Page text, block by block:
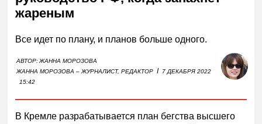
жареным
Все идет по плану, и планов больше одного.
АВТОР:ЖАННА МОРОЗОВА
ЖАННА МОРОЗОВА – ЖУРНАЛИСТ, РЕДАКТОР I
7 ДЕКАБРЯ 2022
15:42
В Кремле разрабатывается план бегства высшего